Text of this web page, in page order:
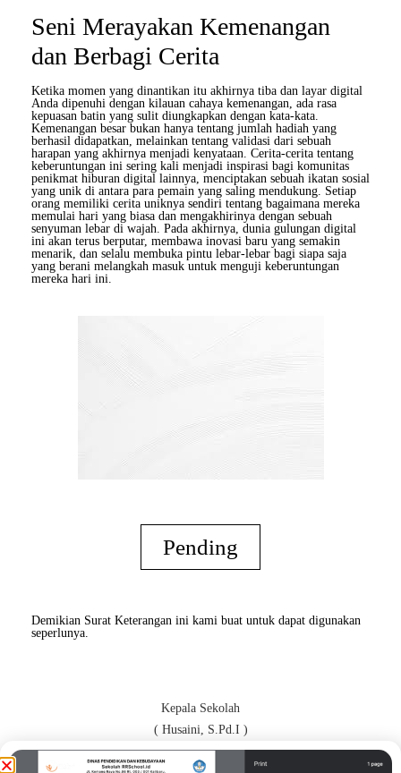
Seni Merayakan Kemenangan
dan Berbagi Cerita
Ketika momen yang dinantikan itu akhirnya tiba dan layar digital
Anda dipenuhi dengan kilauan cahaya kemenangan, ada rasa
kepuasan batin yang sulit diungkapkan dengan kata-kata.
Kemenangan besar bukan hanya tentang jumlah hadiah yang
berhasil didapatkan, melainkan tentang validasi dari sebuah
harapan yang akhirnya menjadi kenyataan. Cerita-cerita tentang
keberuntungan ini sering kali menjadi inspirasi bagi komunitas
penikmat hiburan digital lainnya, menciptakan sebuah ikatan sosial
yang unik di antara para pemain yang saling mendukung. Setiap
orang memiliki cerita uniknya sendiri tentang bagaimana mereka
memulai hari yang biasa dan mengakhirinya dengan sebuah
senyuman lebar di wajah. Pada akhirnya, dunia gulungan digital
ini akan terus berputar, membawa inovasi baru yang semakin
menarik, dan selalu membuka pintu lebar-lebar bagi siapa saja
yang berani melangkah masuk untuk menguji keberuntungan
mereka hari ini.
Pending
Demikian Surat Keterangan ini kami buat untuk dapat digunakan
seperlunya.
Kepala Sekolah
( Husaini, S.Pd.I )
Orang Tua / Wali*